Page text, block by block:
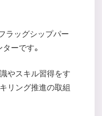
ラッグシップパー
ーです。
やスキル習得をす
リング推進の取組